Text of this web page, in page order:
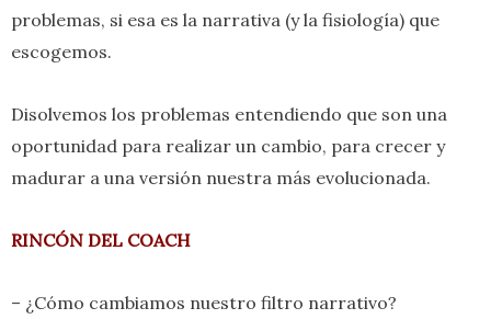
problemas, si esa es la narrativa (y la fisiología) que
escogemos.
Disolvemos los problemas entendiendo que son una
oportunidad para realizar un cambio, para crecer y
madurar a una versión nuestra más evolucionada.
RINCÓN DEL COACH
– ¿Cómo cambiamos nuestro filtro narrativo?